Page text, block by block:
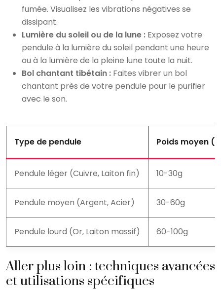
fumée. Visualisez les vibrations négatives se
dissipant.
Lumière du soleil ou de la lune : Exposez votre
pendule à la lumière du soleil pendant une heure
ou à la lumière de la pleine lune toute la nuit.
Bol chantant tibétain : Faites vibrer un bol
chantant près de votre pendule pour le purifier
avec le son.
Type de pendule Poids moyen
Pendule léger (Cuivre, Laiton fin) 10-30g
Pendule moyen (Argent, Acier) 30-60g
Pendule lourd (Or, Laiton massif) 60-100g
Aller plus loin : techniques avancées
et utilisations spécifiques